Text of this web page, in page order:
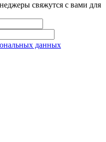
свяжутся с вами для
данных